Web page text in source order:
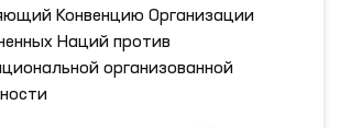
Конвенцию Организации
Наций против
организованной